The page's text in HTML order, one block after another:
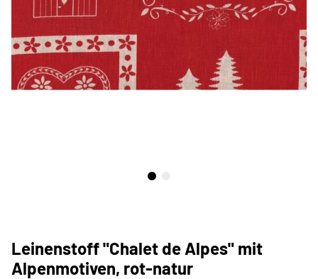
Leinenstoff "Chalet de Alpes" mit
Alpenmotiven, rot-natur